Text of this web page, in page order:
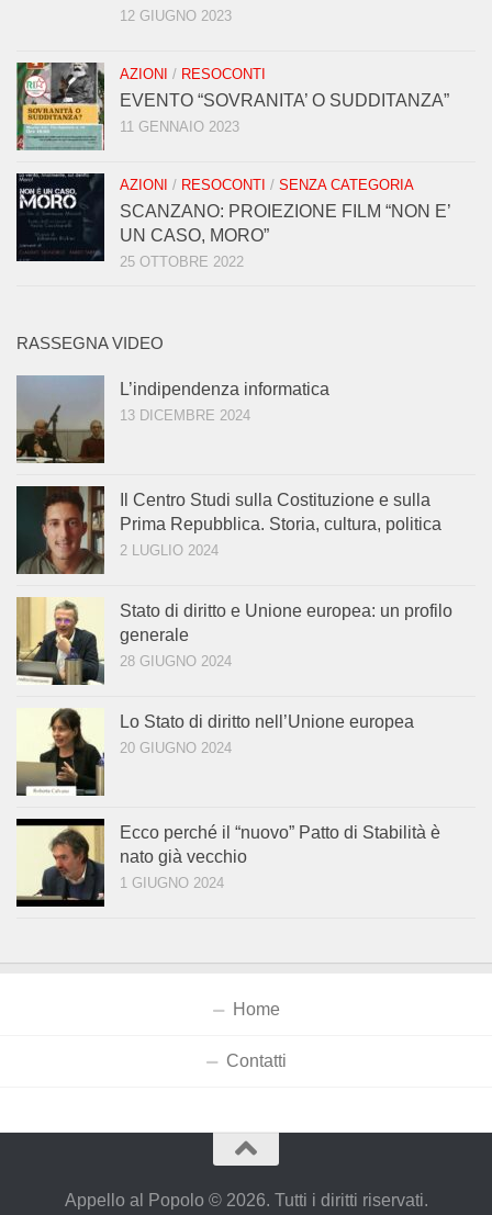
12 GIUGNO 2023
AZIONI / RESOCONTI
EVENTO “SOVRANITA’ O SUDDITANZA”
11 GENNAIO 2023
AZIONI / RESOCONTI / SENZA CATEGORIA
SCANZANO: PROIEZIONE FILM “NON E’
UN CASO, MORO”
25 OTTOBRE 2022
RASSEGNA VIDEO
L’indipendenza informatica
13 DICEMBRE 2024
Il Centro Studi sulla Costituzione e sulla
Prima Repubblica. Storia, cultura, politica
2 LUGLIO 2024
Stato di diritto e Unione europea: un profilo
generale
28 GIUGNO 2024
Lo Stato di diritto nell’Unione europea
20 GIUGNO 2024
Ecco perché il “nuovo” Patto di Stabilità è
nato già vecchio
1 GIUGNO 2024
Home
Contatti
Appello al Popolo © 2026. Tutti i diritti riservati.